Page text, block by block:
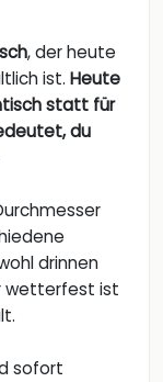
, der heute
ist. Heute
statt für
du
drinnen
wetterfest ist
sofort